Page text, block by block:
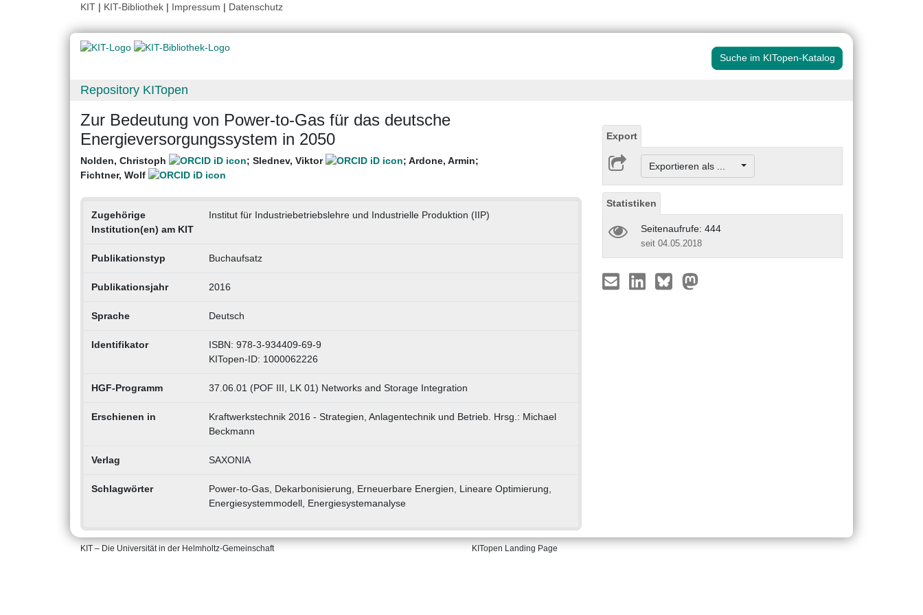
KIT | KIT-Bibliothek | Impressum | Datenschutz
Suche im KITopen-Katalog
Repository KITopen
Zur Bedeutung von Power‐to‐Gas für das deutsche
Energieversorgungssystem in 2050
Nolden, Christoph ; Slednev, Viktor ; Ardone, Armin;
Fichtner, Wolf
Zugehörige
Institution(en) am KIT
Institut für Industriebetriebslehre und Industrielle Produktion (IIP)
Publikationstyp Buchaufsatz
Publikationsjahr 2016
Sprache Deutsch
Identifikator
ISBN: 978-3-934409-69-9
KITopen-ID: 1000062226
HGF-Programm 37.06.01 (POF III, LK 01) Networks and Storage Integration
Erschienen in
Kraftwerkstechnik 2016 - Strategien, Anlagentechnik und Betrieb. Hrsg.: Michael
Beckmann
Verlag SAXONIA
Schlagwörter
Power-to-Gas, Dekarbonisierung, Erneuerbare Energien, Lineare Optimierung,
Energiesystemmodell, Energiesystemanalyse
Export
Exportieren als ...
Statistiken
Seitenaufrufe: 444
seit 04.05.2018
KIT – Die Universität in der Helmholtz-Gemeinschaft KITopen Landing Page